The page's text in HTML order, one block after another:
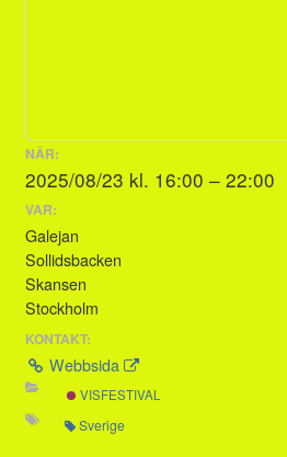
NÄR:
2025/08/23 kl. 16:00 – 22:00
VAR:
Galejan
Sollidsbacken
Skansen
Stockholm
KONTAKT:
Webbsida
VISFESTIVAL
Sverige